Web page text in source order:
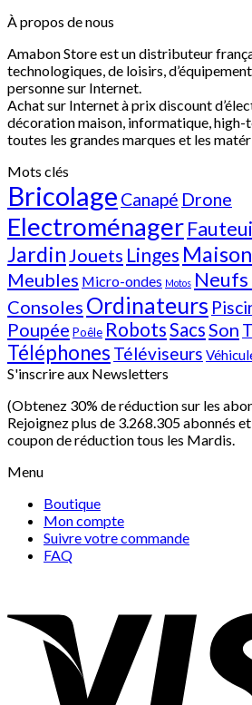
À propos de nous
AmabonStore est un distributeur
technologiques, de loisirs,
personne sur Internet.
Achat sur Internet à prix discount
décoration maison, informatique, high-
toutes les grandes marques et les
Mots clés
Bricolage Canapé Drone
Electroménager
JardinJouets Linges Maison
Meubles Micro-ondes Motos
Consoles Ordinateurs
Poupée Poêle RobotsSacsSon
Téléphones Téléviseurs
S'inscrire aux Newsletters
(Obtenez 30% de réduction sur les
Rejoignez plus de 3.268.305 abonnés
coupon de réduction tous les Mardis.
Menu
Boutique
Mon compte
Suivre votre commande
FAQ